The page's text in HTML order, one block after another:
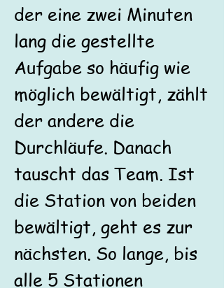
der eine zwei Minuten
lang die gestellte
Aufgabe so häufig wie
möglich bewältigt, zählt
der andere die
Durchläufe. Danach
tauscht das Team. Ist
die Station von beiden
bewältigt, geht es zur
nächsten. So lange, bis
alle 5 Stationen